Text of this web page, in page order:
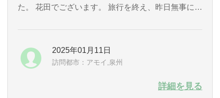
た。 花田でございます。 旅行を終え、昨日無事に帰
て、 安心して旅行の計画を立てることができまし
た。 ...
2025年01月11日
訪問都市：アモイ,泉州
詳細を見る